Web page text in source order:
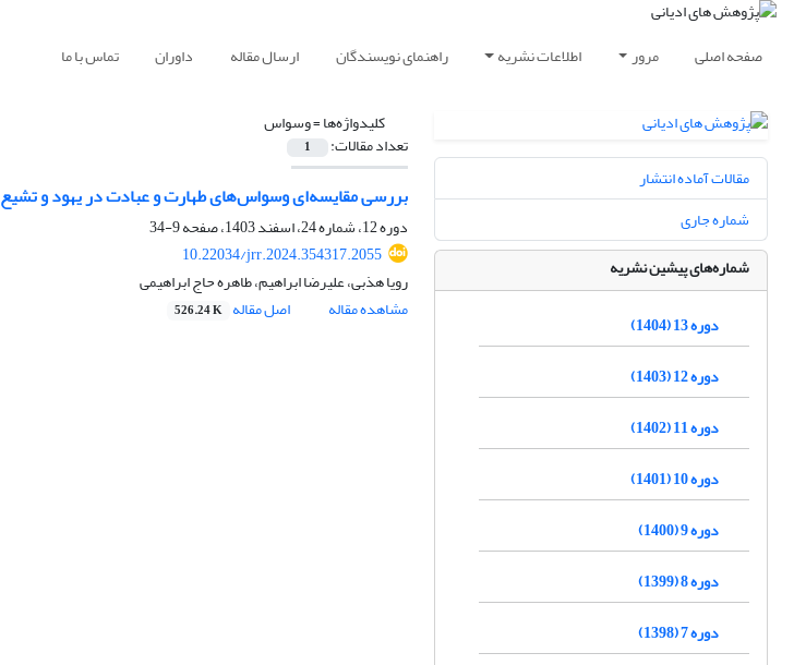
صفحه اصلی مرور اطلاعات نشریه راهنمای نویسندگان ارسال مقاله داوران تماس با ما
کلیدواژه‌ها =وسواس
تعداد مقالات: 1
بررسی مقایسه‌ای وسواس‌های طهارت و عبادت در یهود و تشیع
دوره 12، شماره 24، اسفند 1403، صفحه
9-34
10.22034/jrr.2024.354317.2055
رویا هذبی، علیرضا ابراهیم، طاهره حاج ابراهیمی
مشاهده مقاله
اصل مقاله 526.24 K
مقالات آماده انتشار
شماره جاری
شماره‌های پیشین نشریه
دوره 13 (1404)
دوره 12 (1403)
دوره 11 (1402)
دوره 10 (1401)
دوره 9 (1400)
دوره 8 (1399)
دوره 7 (1398)